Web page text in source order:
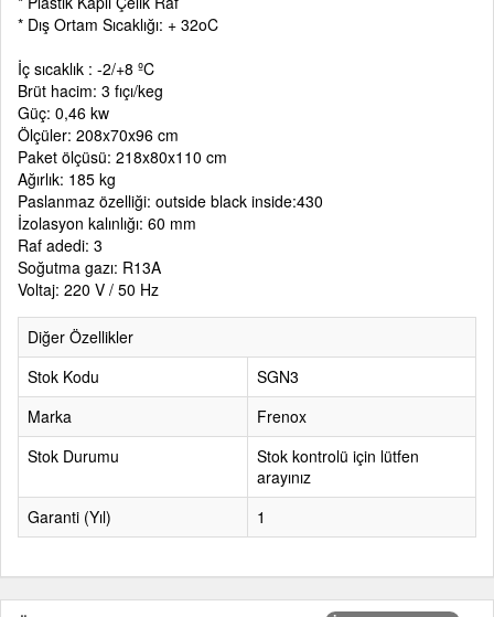
* Dış Ortam Sıcaklığı: + 32oC
İç sıcaklık : -2/+8 ºC
Brüt hacim: 3 fıçı/keg
Güç: 0,46 kw
Ölçüler: 208x70x96 cm
Paket ölçüsü: 218x80x110 cm
Ağırlık: 185 kg
Paslanmaz özelliği: outside black inside:430
İzolasyon kalınlığı: 60 mm
Raf adedi: 3
Soğutma gazı: R13A
Voltaj: 220 V / 50 Hz
Diğer Özellikler
Stok Kodu
SGN3
Marka
Frenox
Stok Durumu
Stok kontrolü için lütfen
arayınız
Garanti (Yıl)
1